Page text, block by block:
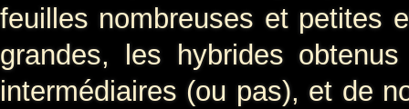
feuilles nombreuses et petites
grandes, les hybrides
intermédiaires (ou pas), et de